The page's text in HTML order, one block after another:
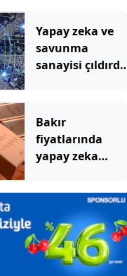
Yapay zeka ve
savunma
sanayisi çıldırdı:
kazananları
belli oldu
Bakır
fiyatlarında
yapay zeka
zirveye ramak